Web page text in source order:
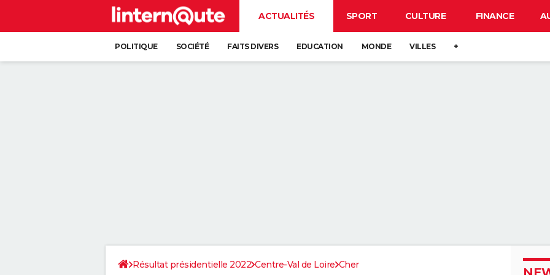
ACTUALITÉS SPORT CULTURE FINANCE
POLITIQUE SOCIÉTÉ FAITS DIVERS EDUCATION MONDE VILLES +
Résultat présidentielle 2022 Centre-Val de Loire Cher